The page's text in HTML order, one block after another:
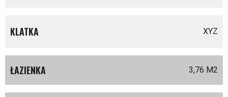
KLATKA XYZ
ŁAZIENKA 3,76 M2